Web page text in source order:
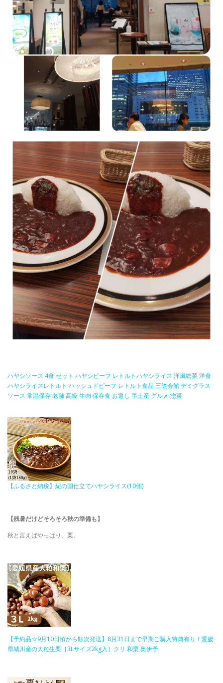
ハヤシソース 4食 セット ハヤシビーフ レトルトハヤシライス 洋風総菜 洋食
ハヤシライスレトルト ハッシュドビーフ レトルト食品 三笠会館 デミグラス
ソース 常温保存 老舗 高級 牛肉 保存食 お返し 手土産 グルメ 惣菜
【ふるさと納税】紀の国仕立てハヤシライス(10個)
【残暑だけどそろそろ秋の準備も】​
秋と言えばやっぱり、栗。
【予約品☆9月10日頃から順次発送】8月31日まで早期ご購入特典有り！愛媛
県城川産の大粒生栗［3Lサイズ2kg入］クリ 和栗 奥伊予